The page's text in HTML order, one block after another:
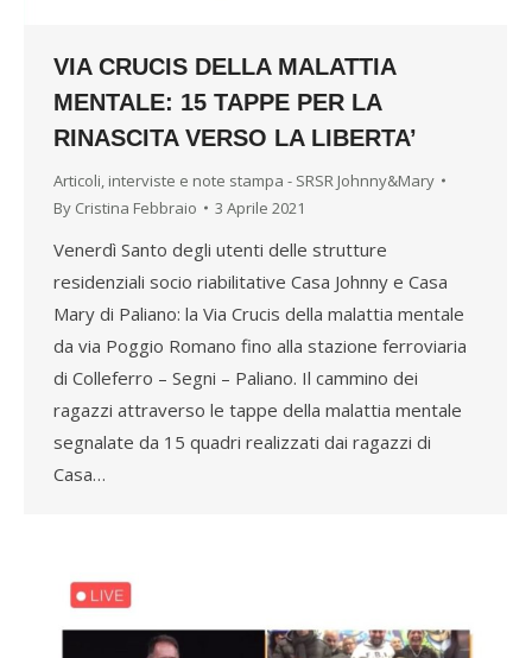
VIA CRUCIS DELLA MALATTIA
MENTALE: 15 TAPPE PER LA
RINASCITA VERSO LA LIBERTA’
Articoli, interviste e note stampa - SRSR Johnny&Mary
By Cristina Febbraio 3 Aprile 2021
Venerdì Santo degli utenti delle strutture
residenziali socio riabilitative Casa Johnny e Casa
Mary di Paliano: la Via Crucis della malattia mentale
da via Poggio Romano fino alla stazione ferroviaria
di Colleferro – Segni – Paliano. Il cammino dei
ragazzi attraverso le tappe della malattia mentale
segnalate da 15 quadri realizzati dai ragazzi di
Casa…